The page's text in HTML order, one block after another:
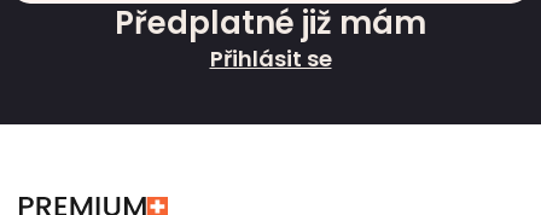
Předplatné již mám
Přihlásit se